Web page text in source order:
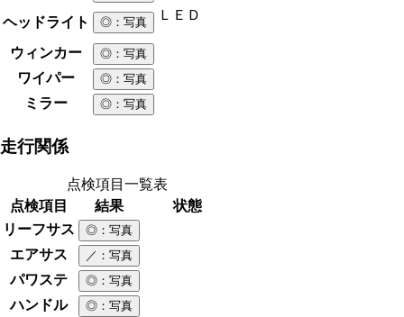
ヘッドライト ◎ ：写真 ＬＥＤ
ウィンカー ◎ ：写真
ワイパー ◎ ：写真
ミラー ◎ ：写真
走行関係
点検項目一覧表
点検項目
結果
状態
リーフサス
◎ ：写真
エアサス ／ ：写真
パワステ ◎ ：写真
ハンドル ◎ ：写真